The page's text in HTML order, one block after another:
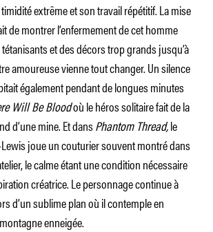
extrême et son travail répétitif. La mise
de montrer l’enfermement de cet homme
et des décors trop grands jusqu’à
amoureuse vienne tout changer. Un silence
également pendant de longues minutes
Will Be Bloodoù le héros solitaire fait de la
d’une mine. Et dansPhantom Thread,le
joue un couturier souvent montré dans
le calme étant une condition nécessaire
créatrice. Le personnage continue à
d’un sublime plan où il contemple en
enneigée.